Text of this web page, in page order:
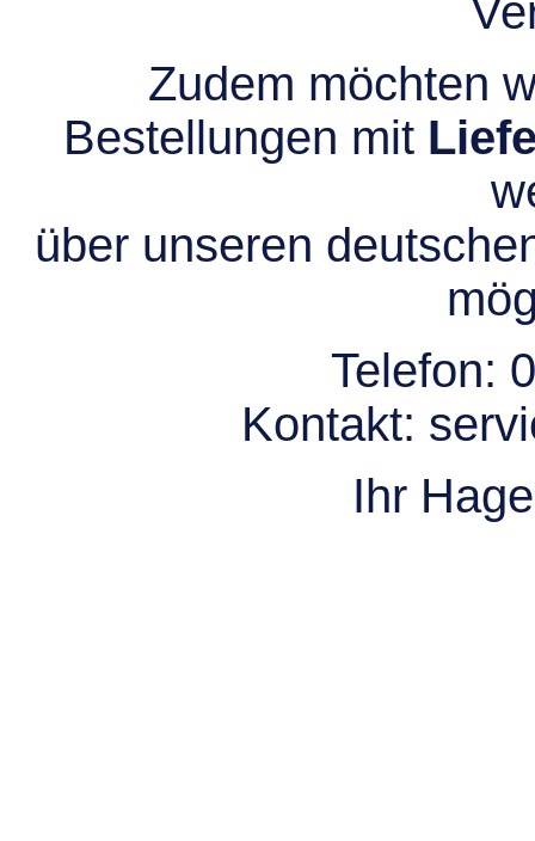
Zudem möchten
Bestellungen mit
über unseren
Telefon:
Kontakt:
Ihr